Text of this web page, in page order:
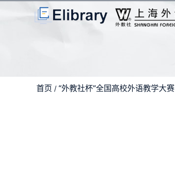
首页 / “外教社杯”全国高校外语教学大赛